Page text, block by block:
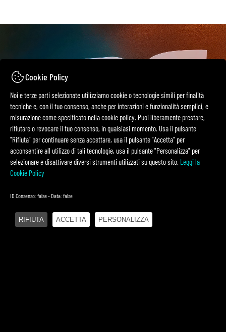
O&DS
SCOPRI DI PIÙ
Cookie Policy
Noi e terze parti selezionate utilizziamo cookie o tecnologie simili per finalità
tecniche e, con il tuo consenso, anche per interazioni e funzionalità semplici, e
misurazione come specificato nella cookie policy. Puoi liberamente prestare,
rifiutare o revocare il tuo consenso, in qualsiasi momento. Usa il pulsante
"Rifiuta" per continuare senza accettare, usa il pulsante "Accetta" per
acconsentire all utilizzo di tali tecnologie, usa il pulsante "Personalizza" per
selezionare e disattivare diversi strumenti utilizzati su questo sito. Leggi la
Cookie Policy
ID Consenso: false - Data: false
RIFIUTA ACCETTA PERSONALIZZA